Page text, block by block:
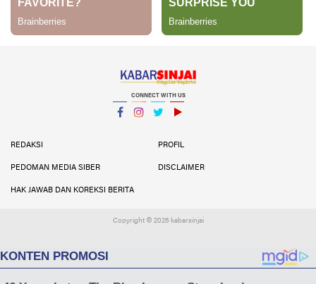
CONNECT WITH US
REDAKSI
PROFIL
PEDOMAN MEDIA SIBER DISCLAIMER
HAK JAWAB DAN KOREKSI BERITA
Copyright © 2026 kabarsinjai